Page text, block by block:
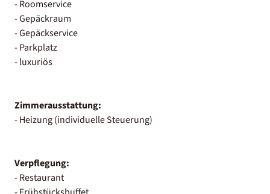
- Roomservice
- Gepäckraum
- Gepäckservice
- Parkplatz
- luxuriös
Zimmerausstattung:
- Heizung (individuelle Steuerung)
Verpflegung:
- Restaurant